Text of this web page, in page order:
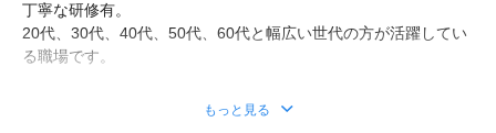
もちろん週5日フルタイムも大歓迎！
シフトも選べるので、あなたに合った働き方をご提案します！
丁寧な研修有。
20代、30代、40代、50代、60代と幅広い世代の方が活躍してい
る職場です。
応募をいただきましたら、こちらより追ってご連絡させていただ
もっと見る